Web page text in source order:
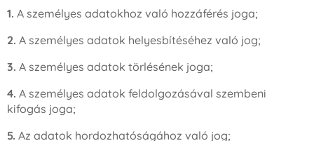
1. A személyes adatokhoz való hozzáférés joga;
2. A személyes adatok helyesbítéséhez való jog;
3. A személyes adatok törlésének joga;
4. A személyes adatok feldolgozásával szembeni
kifogás joga;
5. Az adatok hordozhatóságához való jog;